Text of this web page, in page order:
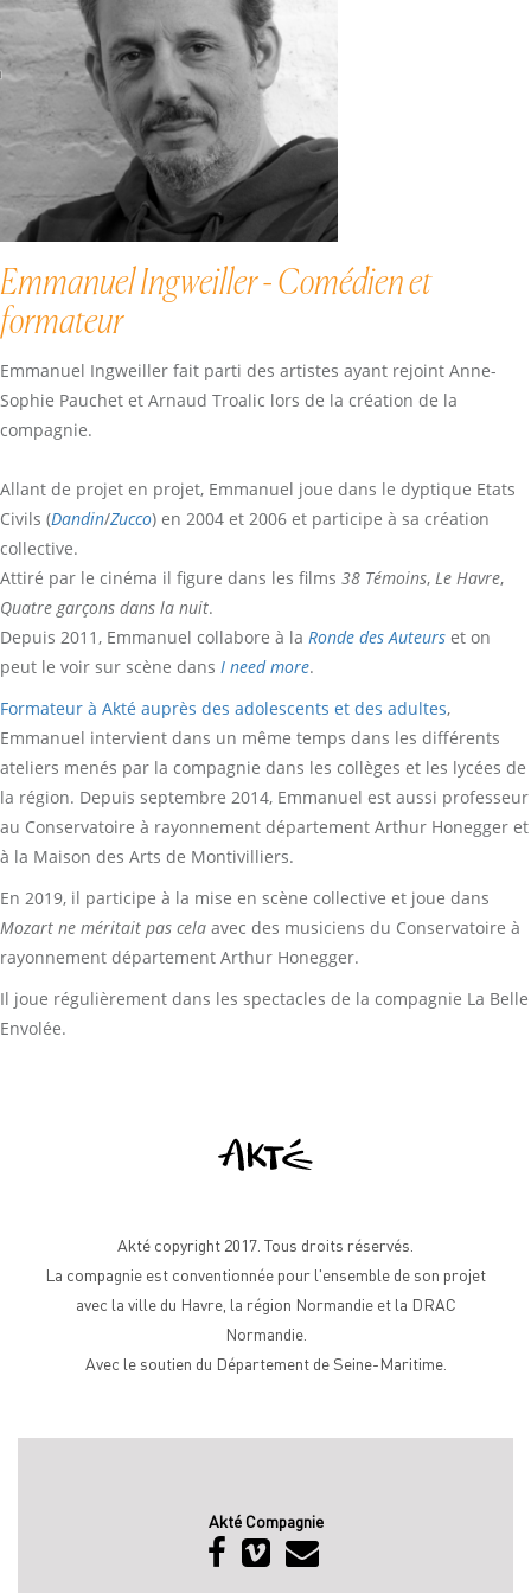
Emmanuel Ingweiller - Comédien et
formateur
Emmanuel Ingweiller fait parti des artistes ayant rejoint Anne-
Sophie Pauchet et Arnaud Troalic lors de la création de la
compagnie.
Allant de projet en projet, Emmanuel joue dans le dyptique Etats
Civils (Dandin/Zucco) en 2004 et 2006 et participe à sa création
collective.
Attiré par le cinéma il figure dans les films 38 Témoins, Le Havre,
Quatre garçons dans la nuit.
Depuis 2011, Emmanuel collabore à la Ronde des Auteurs et on
peut le voir sur scène dans I need more.
Formateur à Akté auprès des adolescents et des adultes,
Emmanuel intervient dans un même temps dans les différents
ateliers menés par la compagnie dans les collèges et les lycées de
la région. Depuis septembre 2014, Emmanuel est aussi professeur
au Conservatoire à rayonnement département Arthur Honegger et
à la Maison des Arts de Montivilliers.
En 2019, il participe à la mise en scène collective et joue dans
Mozart ne méritait pas cela avec des musiciens du Conservatoire à
rayonnement département Arthur Honegger.
Il joue régulièrement dans les spectacles de la compagnie La Belle
Envolée.
Akté copyright 2017. Tous droits réservés.
La compagnie est conventionnée pour l'ensemble de son projet
avec la ville du Havre, la région Normandie et la DRAC
Normandie.
Avec le soutien du Département de Seine-Maritime.
Akté Compagnie